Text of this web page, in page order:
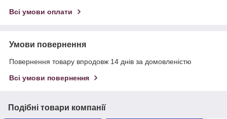
Всі умови оплати
Умови повернення
Повернення товару впродовж 14 днів за домовленістю
Всі умови повернення
Подібні товари компанії